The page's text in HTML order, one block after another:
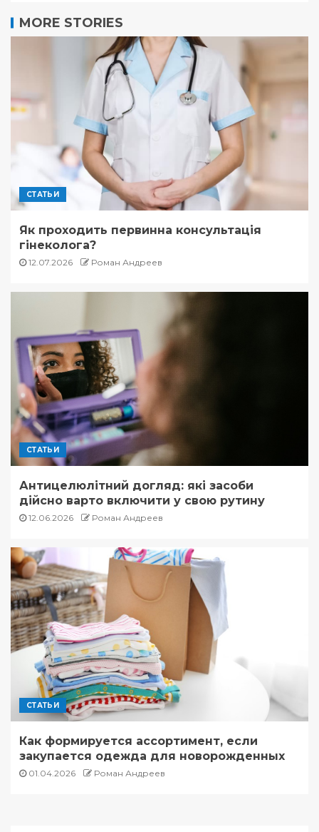
MORE STORIES
СТАТЬИ
Як проходить первинна консультація
гінеколога?
12.07.2026 Роман Андреев
СТАТЬИ
Антицелюлітний догляд: які засоби
дійсно варто включити у свою рутину
12.06.2026 Роман Андреев
СТАТЬИ
Как формируется ассортимент, если
закупается одежда для новорожденных
01.04.2026 Роман Андреев